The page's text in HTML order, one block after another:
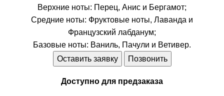
Верхние ноты: Перец, Анис и Бергамот;
Средние ноты: Фруктовые ноты, Лаванда и
Французский лабданум;
Базовые ноты: Ваниль, Пачули и Ветивер.
Оставить заявку
Позвонить
Доступно для предзаказа